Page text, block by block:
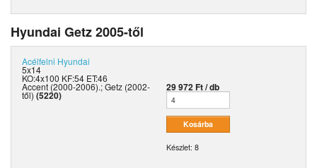
Hyundai Getz 2005-től
Acélfelni Hyundai
5x14
KO:4x100 KF:54 ET:46
Accent (2000-2006).; Getz (2002-
től) (5220)
29 972 Ft / db
Készlet: 8